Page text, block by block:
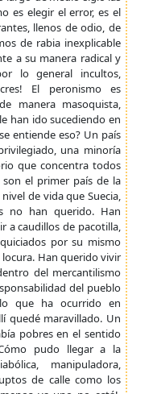
es elegir el error, es el
llenos de odio, de
de rabia inexplicable
a su manera radical y
lo general incultos,
El peronismo es
manera masoquista,
han ido sucediendo en
entiende eso? Un país
una minoría
que concentra todos
son el primer país de la
de vida que Suecia,
no han querido. Han
a caudillos de pacotilla,
por su mismo
Han querido vivir
del mercantilismo
del pueblo
que ha ocurrido en
quedé maravillado. Un
pobres en el sentido
pudo llegar a la
manipuladora,
de calle como los